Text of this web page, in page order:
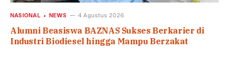
NASIONAL NEWS 4 Agustus 2026
Alumni Beasiswa BAZNAS Sukses Berkarier di
Industri Biodiesel hingga Mampu Berzakat